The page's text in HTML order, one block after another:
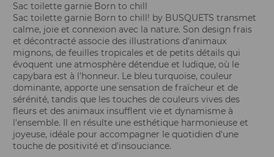
Sac toilette garnie Born to chill
Sac toilette garnie Born to chill! by BUSQUETS transmet
calme, joie et connexion avec la nature. Son design frais
et décontracté associe des illustrations d'animaux
mignons, de feuilles tropicales et de petits détails qui
évoquent une atmosphère détendue et ludique, où le
capybara est à l'honneur. Le bleu turquoise, couleur
dominante, apporte une sensation de fraîcheur et de
sérénité, tandis que les touches de couleurs vives des
fleurs et des animaux insufflent vie et dynamisme à
l'ensemble. Il en résulte une esthétique harmonieuse et
joyeuse, idéale pour accompagner le quotidien d'une
touche de positivité et d'insouciance.